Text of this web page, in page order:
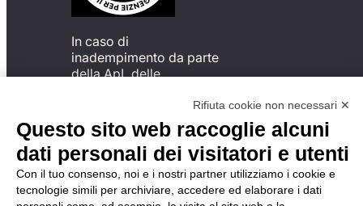
In caso di
inadempimento da parte
della ApL delle
del Codice di Condotta, è
possibile presentare un
reclamo
all’Organismo di
Monitoraggio utilizzando
una delle modalità
descritte al seguente
Rifiuta cookie non necessari ✕
Questo sito web raccoglie alcuni
dati personali dei visitatori e utenti
Con il tuo consenso, noi e i nostri partner utilizziamo i cookie e
tecnologie simili per archiviare, accedere ed elaborare i dati